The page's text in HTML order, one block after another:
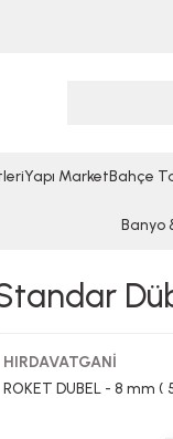
Yapı MarketBahçe
Banyo
HIRDAVATGANİ
ROKET DUBEL - 8 mm (